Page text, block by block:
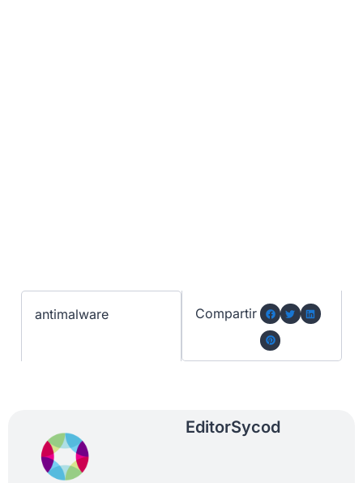
antimalware Compartir
EditorSycod